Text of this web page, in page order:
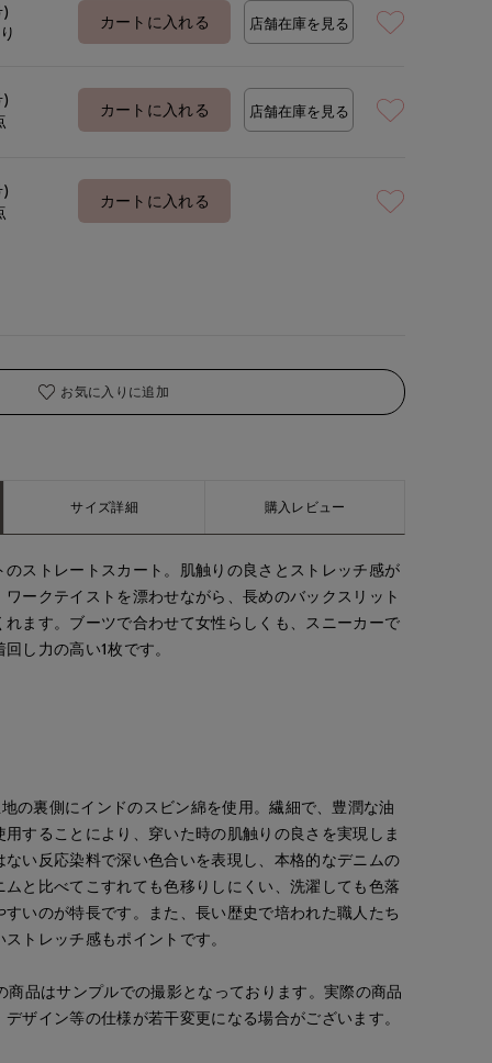
カートに入れる 店舗在庫を見る
)
カートに入れる 店舗在庫を見る
カートに入れる
お気に入りに追加
サイズ詳細 購入レビュー
ストレートスカート。肌触りの良さとストレッチ感が
ークテイストを漂わせながら、長めのバックスリット
ます。ブーツで合わせて女性らしくも、スニーカーで
し力の高い1枚です。
の裏側にインドのスビン綿を使用。繊細で、豊潤な油
することにより、穿いた時の肌触りの良さを実現しま
ない反応染料で深い色合いを表現し、本格的なデニムの
と比べてこすれても色移りしにくい、洗濯しても色落
いのが特長です。また、長い歴史で培われた職人たち
トレッチ感もポイントです。
商品はサンプルでの撮影となっております。実際の商品
ザイン等の仕様が若干変更になる場合がございます。